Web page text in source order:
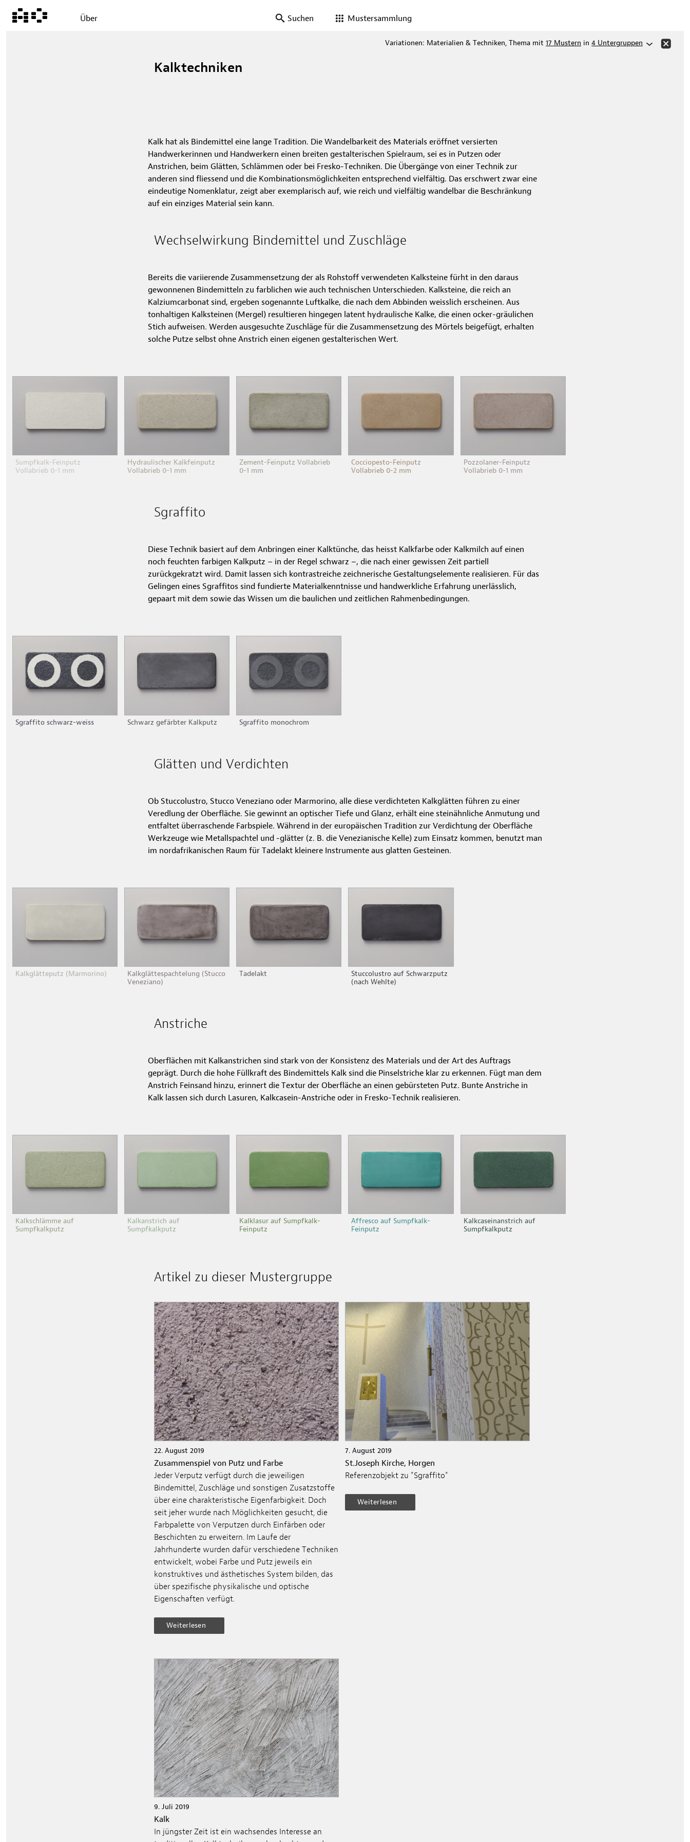
Kalktechniken
Variationen: Materialien & Techniken, Thema mit 17 Mustern in 4 Untergruppen
Kalk hat als Bindemittel eine lange Tradition. Die Wandelbarkeit des Materials eröffnet versierten
Handwerkerinnen und Handwerkern einen breiten gestalterischen Spielraum, sei es in Putzen oder
Anstrichen, beim Glätten, Schlämmen oder bei Fresko-Techniken. Die Übergänge von einer Technik zur
anderen sind fliessend und die Kombinationsmöglichkeiten entsprechend vielfältig. Das erschwert zwar eine
eindeutige Nomenklatur, zeigt aber exemplarisch auf, wie reich und vielfältig wandelbar die Beschränkung
auf ein einziges Material sein kann.
Wechselwirkung Bindemittel und Zuschläge
Bereits die variierende Zusammensetzung der als Rohstoff verwendeten Kalksteine fürht in den daraus
gewonnenen Bindemitteln zu farblichen wie auch technischen Unterschieden. Kalksteine, die reich an
Kalziumcarbonat sind, ergeben sogenannte Luftkalke, die nach dem Abbinden weisslich erscheinen. Aus
tonhaltigen Kalksteinen (Mergel) resultieren hingegen latent hydraulische Kalke, die einen ocker-gräulichen
Stich aufweisen. Werden ausgesuchte Zuschläge für die Zusammensetzung des Mörtels beigefügt, erhalten
solche Putze selbst ohne Anstrich einen eigenen gestalterischen Wert.
Sumpfkalk-Feinputz
Vollabrieb 0-1 mm
Hydraulischer Kalkfeinputz
Vollabrieb 0-1 mm
Zement-Feinputz Vollabrieb
0-1 mm
Cocciopesto-Feinputz
Vollabrieb 0-2 mm
Pozzolaner-Feinputz
Vollabrieb 0-1 mm
Sgraffito
Diese Technik basiert auf dem Anbringen einer Kalktünche, das heisst Kalkfarbe oder Kalkmilch auf einen
noch feuchten farbigen Kalkputz – in der Regel schwarz –, die nach einer gewissen Zeit partiell
zurückgekratzt wird. Damit lassen sich kontrastreiche zeichnerische Gestaltungselemente realisieren. Für das
Gelingen eines Sgraffitos sind fundierte Materialkenntnisse und handwerkliche Erfahrung unerlässlich,
gepaart mit dem sowie das Wissen um die baulichen und zeitlichen Rahmenbedingungen.
Sgraffito schwarz-weiss Schwarz gefärbter Kalkputz Sgraffito monochrom
Glätten und Verdichten
Ob Stuccolustro, Stucco Veneziano oder Marmorino, alle diese verdichteten Kalkglätten führen zu einer
Veredlung der Oberfläche. Sie gewinnt an optischer Tiefe und Glanz, erhält eine steinähnliche Anmutung und
entfaltet überraschende Farbspiele. Während in der europäischen Tradition zur Verdichtung der Oberfläche
Werkzeuge wie Metallspachtel und -glätter (z. B. die Venezianische Kelle) zum Einsatz kommen, benutzt man
im nordafrikanischen Raum für Tadelakt kleinere Instrumente aus glatten Gesteinen.
Kalkglätteputz (Marmorino)
Kalkglättespachtelung (Stucco
Veneziano)
Tadelakt
Stuccolustro auf Schwarzputz
(nach Wehlte)
Anstriche
Oberflächen mit Kalkanstrichen sind stark von der Konsistenz des Materials und der Art des Auftrags
geprägt. Durch die hohe Füllkraft des Bindemittels Kalk sind die Pinselstriche klar zu erkennen. Fügt man dem
Anstrich Feinsand hinzu, erinnert die Textur der Oberfläche an einen gebürsteten Putz. Bunte Anstriche in
Kalk lassen sich durch Lasuren, Kalkcasein-Anstriche oder in Fresko-Technik realisieren.
Kalkschlämme auf
Sumpfkalkputz
Kalkanstrich auf
Sumpfkalkputz
Kalklasur auf Sumpfkalk-
Feinputz
Affresco auf Sumpfkalk-
Feinputz
Kalkcaseinanstrich auf
Sumpfkalkputz
Artikel zu dieser Mustergruppe
22. August 2019
Zusammenspiel von Putz und Farbe
Jeder Verputz verfügt durch die jeweiligen
Bindemittel, Zuschläge und sonstigen Zusatzstoffe
über eine charakteristische Eigenfarbigkeit. Doch
seit jeher wurde nach Möglichkeiten gesucht, die
Farbpalette von Verputzen durch Einfärben oder
Beschichten zu erweitern. Im Laufe der
Jahrhunderte wurden dafür verschiedene Techniken
entwickelt, wobei Farbe und Putz jeweils ein
konstruktives und ästhetisches System bilden, das
über spezifische physikalische und optische
Eigenschaften verfügt.
Weiterlesen
7. August 2019
St.Joseph Kirche, Horgen
Referenzobjekt zu "Sgraffito"
Weiterlesen
9. Juli 2019
Kalk
In jüngster Zeit ist ein wachsendes Interesse an
Über Suchen Mustersammlung